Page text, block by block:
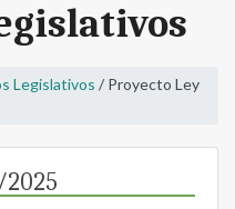
Legislativos / Proyecto Ley
2025